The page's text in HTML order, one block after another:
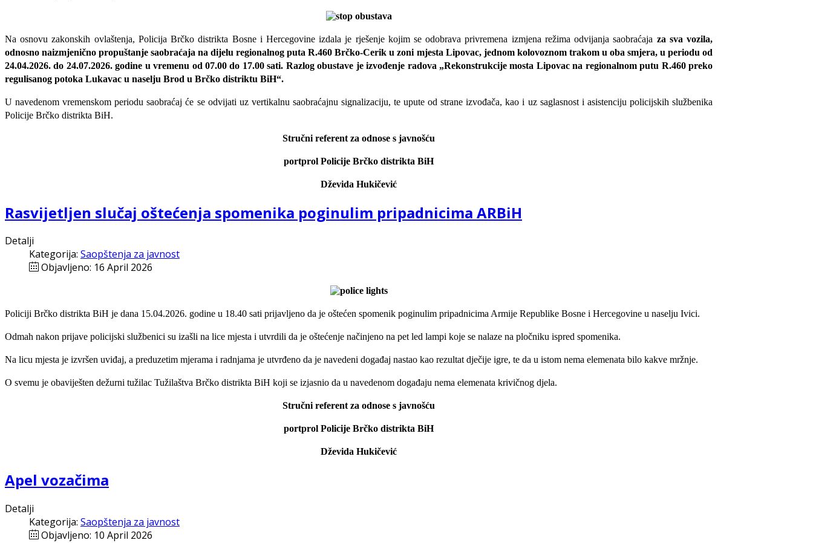
Na osnovu zakonskih ovlaštenja, Policija Brčko distrikta Bosne i Hercegovine izdala je rješenje kojim se odobrava privremena izmjena režima odvijanja saobraćaja za sva vozila,
odnosno naizmjenično propuštanje saobraćaja na dijelu regionalnog puta R.460 Brčko-Cerik u zoni mjesta Lipovac, jednom kolovoznom trakom u oba smjera, u periodu od
24.04.2026. do 24.07.2026. godine u vremenu od 07.00 do 17.00 sati. Razlog obustave je izvođenje radova „Rekonstrukcije mosta Lipovac na regionalnom putu R.460 preko
regulisanog potoka Lukavac u naselju Brod u Brčko distriktu BiH“.
U navedenom vremenskom periodu saobraćaj će se odvijati uz vertikalnu saobraćajnu signalizaciju, te upute od strane izvođača, kao i uz saglasnost i asistenciju policijskih službenika
Policije Brčko distrikta BiH.
Stručni referent za odnose s javnošću
portprol Policije Brčko distrikta BiH
Dževida Hukičević
Rasvijetljen slučaj oštećenja spomenika poginulim pripadnicima ARBiH
Detalji
Kategorija: Saopštenja za javnost
Objavljeno: 16 April 2026
Policiji Brčko distrikta BiH je dana 15.04.2026. godine u 18.40 sati prijavljeno da je oštećen spomenik poginulim pripadnicima Armije Republike Bosne i Hercegovine u naselju Ivici.
Odmah nakon prijave policijski službenici su izašli na lice mjesta i utvrdili da je oštećenje načinjeno na pet led lampi koje se nalaze na pločniku ispred spomenika.
Na licu mjesta je izvršen uviđaj, a preduzetim mjerama i radnjama je utvrđeno da je navedeni događaj nastao kao rezultat dječije igre, te da u istom nema elemenata bilo kakve mržnje.
O svemu je obaviješten dežurni tužilac Tužilaštva Brčko distrikta BiH koji se izjasnio da u navedenom događaju nema elemenata krivičnog djela.
Stručni referent za odnose s javnošću
portprol Policije Brčko distrikta BiH
Dževida Hukičević
Apel vozačima
Detalji
Kategorija: Saopštenja za javnost
Objavljeno: 10 April 2026